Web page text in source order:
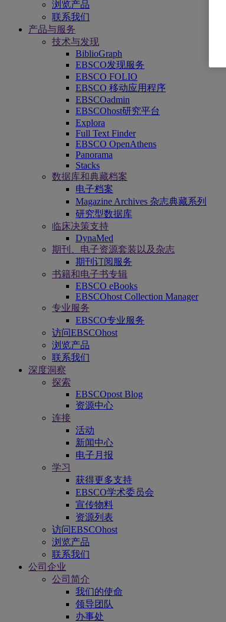
浏览产品
联系我们
产品与服务
技术与发现
BiblioGraph
EBSCO发现服务
EBSCO FOLIO
EBSCO 移动应用程序
EBSCOadmin
EBSCOhost研究平台
Explora
Full Text Finder
EBSCO OpenAthens
Panorama
Stacks
数据库和典藏档案
电子档案
Magazine Archives 杂志典藏系列
研究型数据库
临床决策支持
DynaMed
期刊、电子资源套装以及杂志
期刊订阅服务
书籍和电子书专辑
EBSCO eBooks
EBSCOhost Collection Manager
专业服务
EBSCO专业服务
访问EBSCOhost
浏览产品
联系我们
深度洞察
探索
EBSCOpost Blog
资源中心
连接
活动
新闻中心
电子月报
学习
获得更多支持
EBSCO学术委员会
宣传物料
资源列表
访问EBSCOhost
浏览产品
联系我们
公司企业
公司简介
我们的使命
领导团队
办事处